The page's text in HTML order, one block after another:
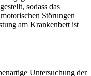
sodass das
Störungen
am Krankenbett ist
Untersuchung der